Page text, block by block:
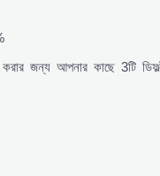
জন্য আপনার কাছে 3টি